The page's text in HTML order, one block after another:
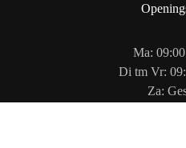
Ma:
Di tm Vr:
Za: